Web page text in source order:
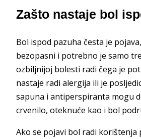
Zašto nastaje bol
Bol ispod pazuha česta je
bezopasni i potrebno je samo
ozbiljnijoj bolesti radi čega je
nastaje radi alergija ili je
sapuna i antiperspiranta mogu
crvenilo, oteknuće kao i bol
Ako se pojavi bol radi